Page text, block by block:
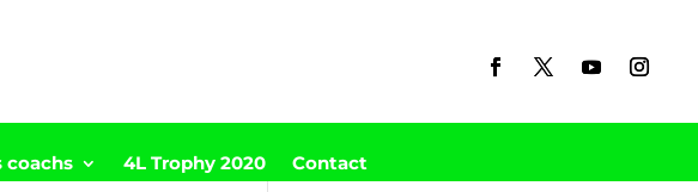
coachs 4L Trophy 2020 Contact